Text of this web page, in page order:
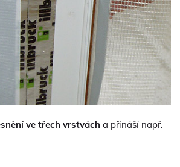
ve třech vrstvách a přináší např.